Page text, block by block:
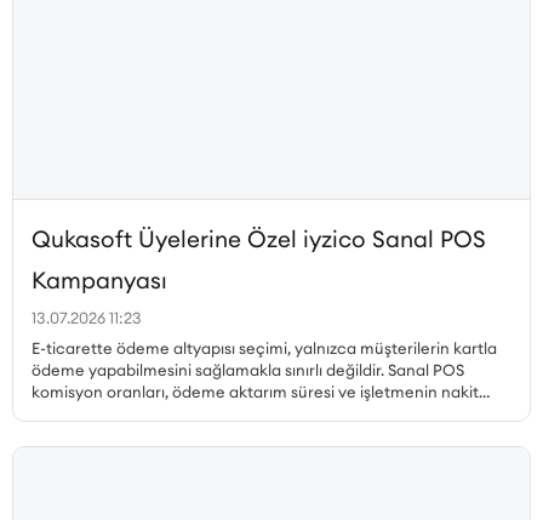
Qukasoft Üyelerine Özel iyzico Sanal POS
Kampanyası
13.07.2026 11:23
E-ticarette ödeme altyapısı seçimi, yalnızca müşterilerin kartla
ödeme yapabilmesini sağlamakla sınırlı değildir. Sanal POS
komisyon oranları, ödeme aktarım süresi ve işletmenin nakit